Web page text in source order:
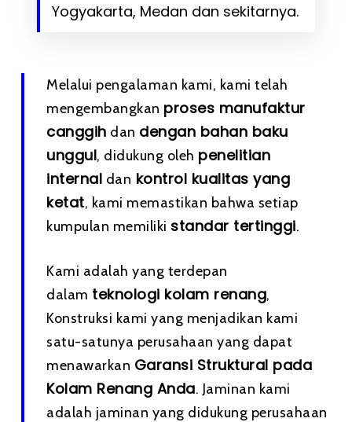
Yogyakarta, Medan dan sekitarnya.
Melalui pengalaman kami, kami telah
mengembangkan proses manufaktur
canggih dan dengan bahan baku
unggul, didukung oleh penelitian
internal dan kontrol kualitas yang
ketat, kami memastikan bahwa setiap
kumpulan memiliki standar tertinggi.
Kami adalah yang terdepan
dalam teknologi kolam renang,
Konstruksi kami yang menjadikan kami
satu-satunya perusahaan yang dapat
menawarkan Garansi Struktural pada
Kolam Renang Anda. Jaminan kami
adalah jaminan yang didukung perusahaan